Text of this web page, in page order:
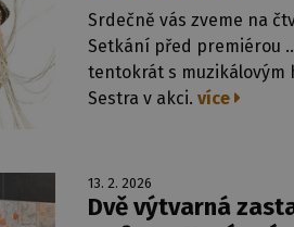
Srdečně vás zveme na
Setkání před premiérou
tentokrát s muzikálovým
Sestra v akci. více
13. 2. 2026
Dvě výtvarná